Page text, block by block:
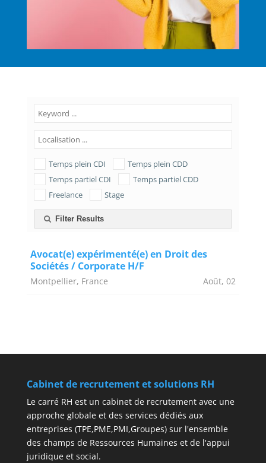
Temps plein CDI
Temps plein CDD
Temps partiel CDI
Temps partiel CDD
Freelance
Stage
Filter Results
Avocat(e) expérimenté(e) en Droit des
Sociétés / Corporate H/F
Montpellier, France Août, 02
Cabinet de recrutement et solutions RH
Le carré RH est un cabinet de recrutement avec une
approche globale et des services dédiés aux
entreprises (TPE,PME,PMI,Groupes) sur l'ensemble
des champs de Ressources Humaines et de l'appui
juridique et social.